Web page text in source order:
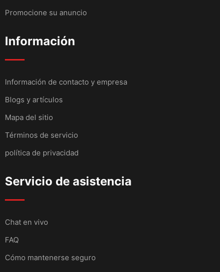
Promocione su anuncio
Información
Información de contacto y empresa
Blogs y artículos
Mapa del sitio
Términos de servicio
política de privacidad
Servicio de asistencia
Chat en vivo
FAQ
Cómo mantenerse seguro